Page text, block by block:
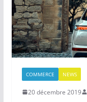
COMMERCE NEWS
20 décembre 2019